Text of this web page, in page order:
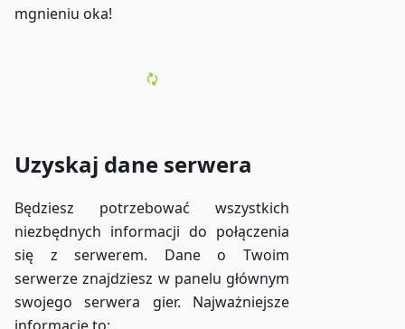
mgnieniu oka!
Uzyskaj dane serwera
Będziesz potrzebować wszystkich
niezbędnych informacji do połączenia
się z serwerem. Dane o Twoim
serwerze znajdziesz w panelu głównym
swojego serwera gier. Najważniejsze